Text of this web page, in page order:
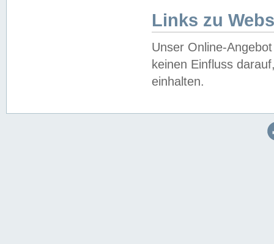
Links zu
Unser Online-
keinen Einfluss
einhalten.